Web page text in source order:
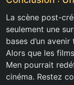
La scène post-
seulement une
bases d’un
Alors que les
Men pourrait
cinéma. Restez